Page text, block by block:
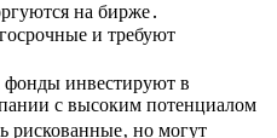
на бирже․
и требуют
инвестируют в
с высоким потенциалом
рискованные‚ но могут